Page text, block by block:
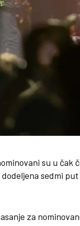
su u
dodeljena sedmi
za